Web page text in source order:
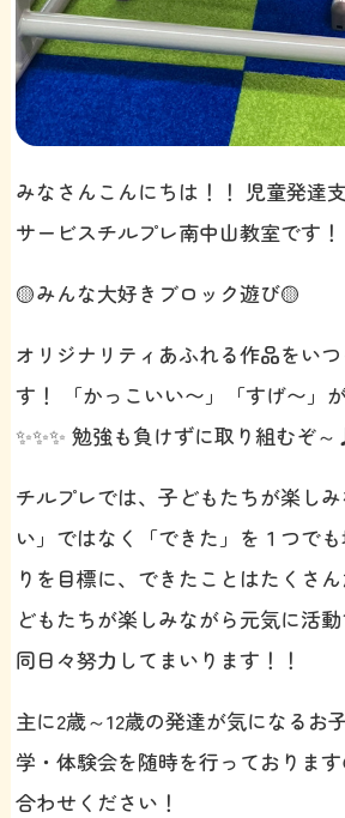
みなさんこんにちは！！ 児童発達
サービスチルプレ南中山教室です！
🟡みんな大好きブロック遊び🟡
オリジナリティあふれる作品をい
す！ 「かっこいい〜」「すげ〜」
✨✨✨ 勉強も負けずに取り組むぞ
チルプレでは、子どもたちが楽し
い」ではなく「できた」を１つで
りを目標に、できたことはたくさ
どもたちが楽しみながら元気に活
同日々努力してまいります！！
主に2歳～12歳の発達が気になるお
学・体験会を随時を行っておりま
合わせください！